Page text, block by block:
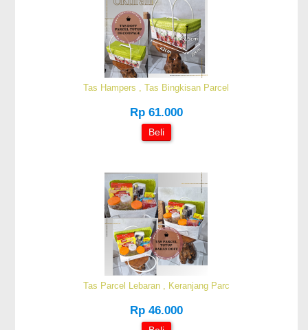
Tas Hampers , Tas Bingkisan Parcel
Rp 61.000
Beli
Tas Parcel Lebaran , Keranjang Parc
Rp 46.000